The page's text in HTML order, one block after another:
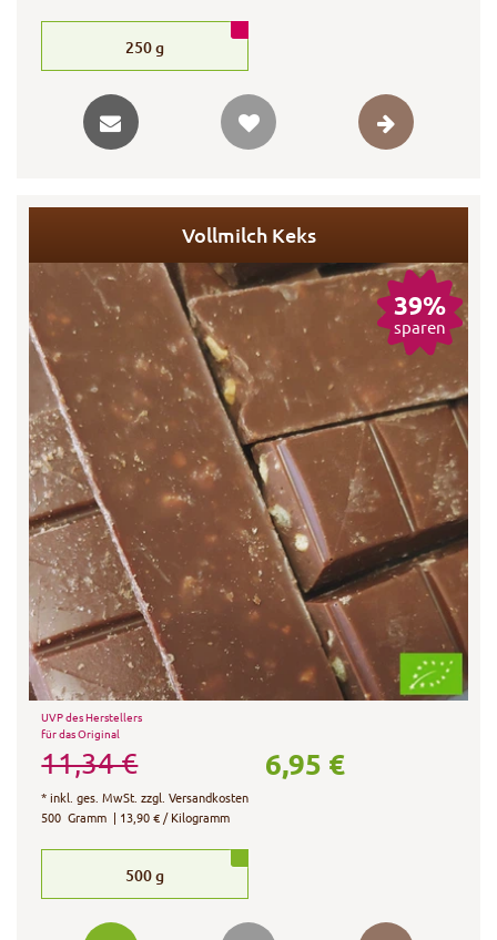
250g
Vollmilch Keks
39%
sparen
UVP des Herstellers
für das Original
11,34 € 6,95 €
*inkl. ges. MwSt. zzgl.Versandkosten
500 Gramm | 13,90 € / Kilogramm
500g